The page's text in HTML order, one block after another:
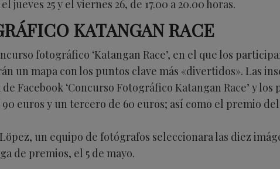
jueves 25 y el viernes 26, de 17.00 a 20.00 horas.
KATANGAN RACE
fotográfico ‘Katangan Race’, en el que los
un mapa con los puntos clave más «divertidos». Las
Facebook ‘Concurso Fotográfico Katangan Race’ y
euros y un tercero de 60 euros; así como el premio
un equipo de fotógrafos seleccionara las diez
de premios, el 5 de mayo.